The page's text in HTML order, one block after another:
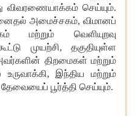
விவரணையாக்கம் செய்யும்.
அமைச்சகம்,விமானப்
மற்றும்
வெளியுறவு
முயற்சி, தகுதியுள்ள
திறமைகள் மற்றும்
உருவாக்கி, இந்திய
மற்றும்
தேவையைப் பூர்த்தி செய்யும்.